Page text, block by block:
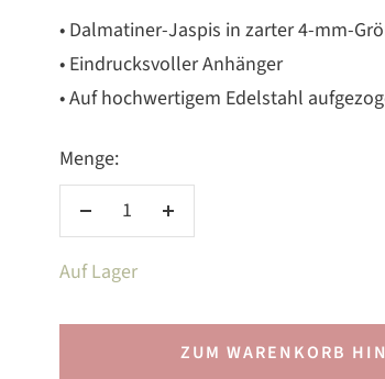
• Dalmatiner-Jaspis in zarter 4-mm-
• Eindrucksvoller Anhänger
• Auf hochwertigem Edelstahl
Menge:
verringern
Auf Lager
ZUM WARENKORB